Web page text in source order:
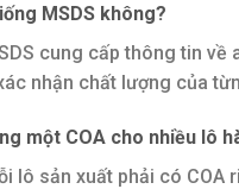
MSDS không?
cung cấp thông tin về
nhận chất lượng của
một COA cho nhiều lô
lô sản xuất phải có COA